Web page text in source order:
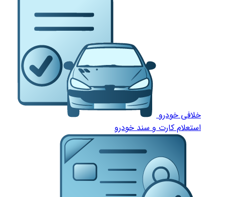
خلافی خودرو
استعلام کارت و سند خودرو